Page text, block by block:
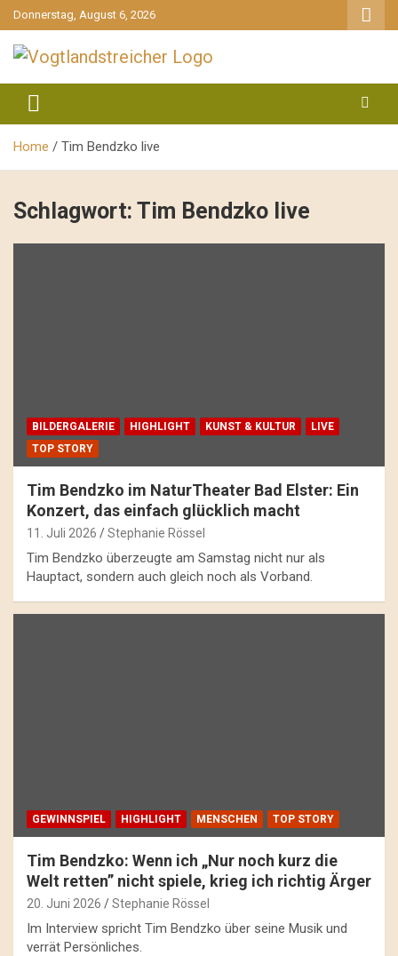
gehe
zum
Inhalt
Donnerstag, August 6, 2026
Vogtlandstreicher
Home Tim Bendzko live
Schlagwort: Tim Bendzko live
BILDERGALERIE HIGHLIGHT KUNST & KULTUR
LIVE
TOP STORY
Tim Bendzko im NaturTheater Bad Elster: Ein
Konzert, das einfach glücklich macht
11. Juli 2026 Stephanie Rössel
Tim Bendzko überzeugte am Samstag nicht nur als
Hauptact, sondern auch gleich noch als Vorband.
GEWINNSPIEL HIGHLIGHT MENSCHEN TOP STORY
Tim Bendzko: Wenn ich „Nur noch kurz die
Welt retten” nicht spiele, krieg ich richtig Ärger
20. Juni 2026 Stephanie Rössel
Im Interview spricht Tim Bendzko über seine Musik und
verrät Persönliches.